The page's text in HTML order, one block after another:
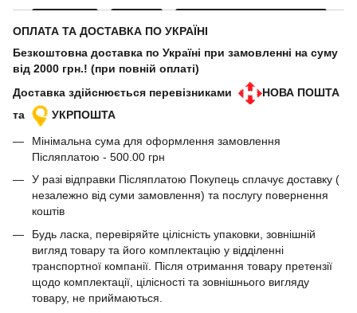
ОПЛАТА ТА ДОСТАВКА ПО УКРАЇНІ
Безкоштовна доставка по Україні при замовленні на суму
від 2000 грн.! (при повній оплаті)
Доставка здійснюється перевізниками
НОВА ПОШТА
та
УКРПОШТА
Мінімальна сума для оформлення замовлення
Післяплатою - 500.00 грн
У разі відправки Післяплатою Покупець сплачує доставку (
незалежно від суми замовлення) та послугу повернення
коштів
Будь ласка, перевіряйте цілісність упаковки, зовнішній
вигляд товару та його комплектацію у відділенні
транспортної компанії. Після отримання товару претензії
щодо комплектації, цілісності та зовнішнього вигляду
товару, не приймаються.